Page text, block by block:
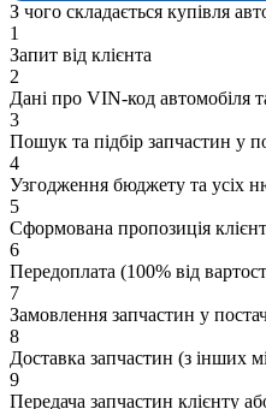
З чого складається купівля
1
Запит від клієнта
2
Дані про VIN-код автомобіля
3
Пошук та підбір запчастин у
4
Узгодження бюджету та усіх
5
Сформована пропозиція
6
Передоплата (100% від
7
Замовлення запчастин у
8
Доставка запчастин (з інших
9
Передача запчастин клієнту